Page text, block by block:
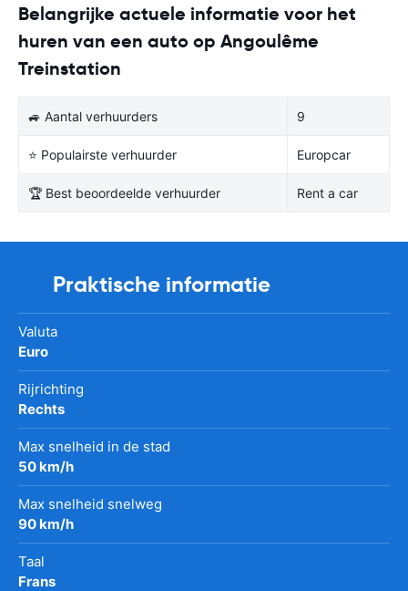
Belangrijke actuele informatie voor het
huren van een auto op Angoulême
Treinstation
🚙 Aantal verhuurders 9
⭐ Populairste verhuurder Europcar
🏆 Best beoordeelde verhuurder Rent a car
Praktische informatie
Valuta
Euro
Rijrichting
Rechts
Max snelheid in de stad
50 km/h
Max snelheid snelweg
90 km/h
Taal
Frans